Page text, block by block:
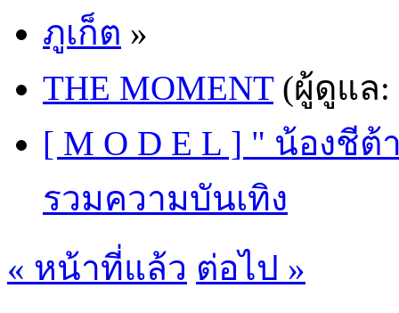
ภูเก็ต »
THE MOMENT(ผู้ดูแล:
[ M O D E L ] " น้องชี
รวมความบันเทิง
« หน้าที่แล้ว ต่อไป »